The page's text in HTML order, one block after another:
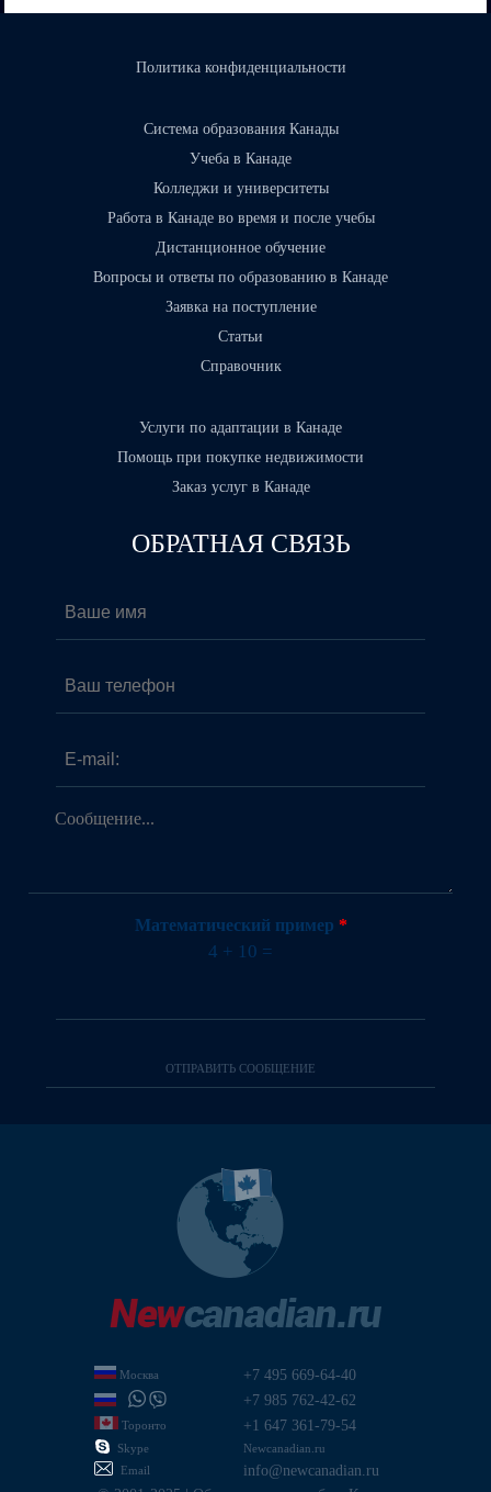
Москва
+7 495 669-64-40
+7 985 762-42-62
Торонто +1 647 361-79-54
Skype
Newcanadian.ru
Email
info@newcanadian.ru
Политика конфиденциальности
Система образования Канады
Учеба в Канаде
Колледжи и университеты
Работа в Канаде во время и после учебы
Дистанционное обучение
Вопросы и ответы по образованию в Канаде
Заявка на поступление
Статьи
Справочник
Услуги по адаптации в Канаде
Помощь при покупке недвижимости
Заказ услуг в Канаде
ОБРАТНАЯ СВЯЗЬ
Сообщение...*
Математический пример *
4 + 10 =